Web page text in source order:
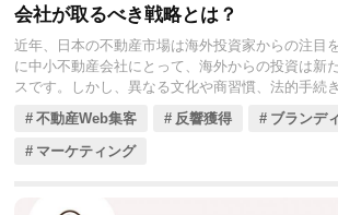
会社が取るべき戦略とは？
近年、日本の不動産市場は海外投資家からの注目
に中小不動産会社にとって、海外からの投資は新
スです。しかし、異なる文化や商習慣、法的手続
との取引には特有の課題も存在します。
今回の記事では、海外投資家が日本の不動産市場
を探り、中小不動産会社が彼らを効果的に惹きつ
不動産Web集客 反響獲得
ブランデ
マーケティング